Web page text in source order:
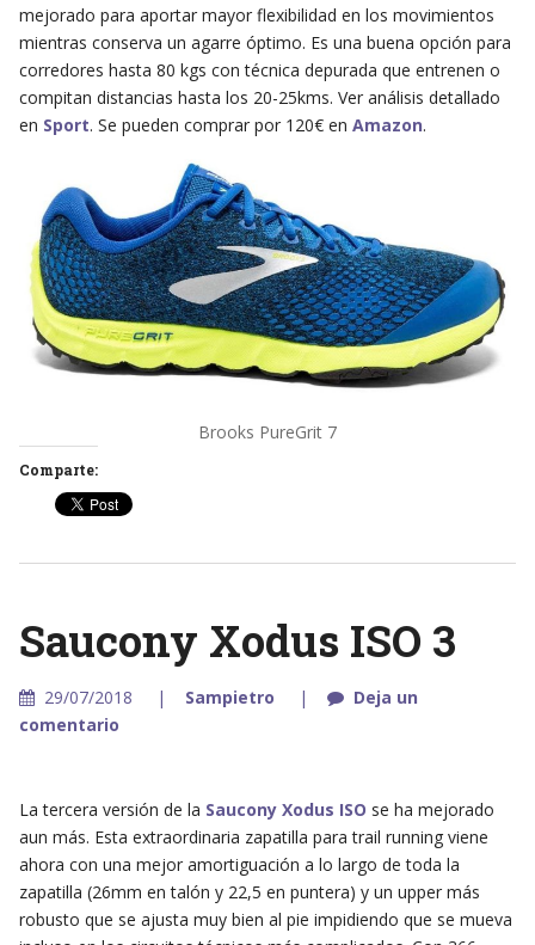
mejorado para aportar mayor flexibilidad en los movimientos
mientras conserva un agarre óptimo. Es una buena opción para
corredores hasta 80 kgs con técnica depurada que entrenen o
compitan distancias hasta los 20-25kms. Ver análisis detallado
en Sport. Se pueden comprar por 120€ en Amazon.
Brooks PureGrit 7
Comparte:
Saucony Xodus ISO 3
29/07/2018 Sampietro
Deja un
comentario
La tercera versión de la Saucony Xodus ISO se ha mejorado
aun más. Esta extraordinaria zapatilla para trail running viene
ahora con una mejor amortiguación a lo largo de toda la
zapatilla (26mm en talón y 22,5 en puntera) y un upper más
robusto que se ajusta muy bien al pie impidiendo que se mueva